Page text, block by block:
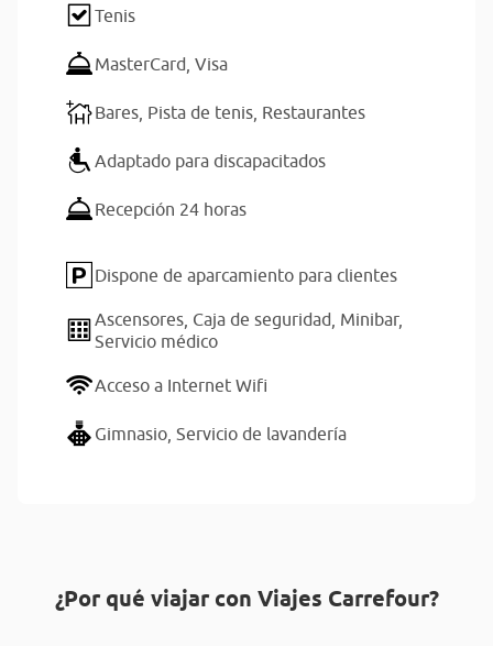
Tenis
MasterCard, Visa
Bares, Pista de tenis, Restaurantes
Adaptado para discapacitados
Recepción 24 horas
Dispone de aparcamiento para clientes
Ascensores, Caja de seguridad, Minibar,
Servicio médico
Acceso a Internet Wifi
Gimnasio, Servicio de lavandería
¿Por qué viajar con Viajes Carrefour?